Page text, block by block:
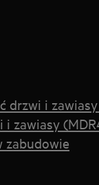
drzwi i
i zawiasy
zabudowie